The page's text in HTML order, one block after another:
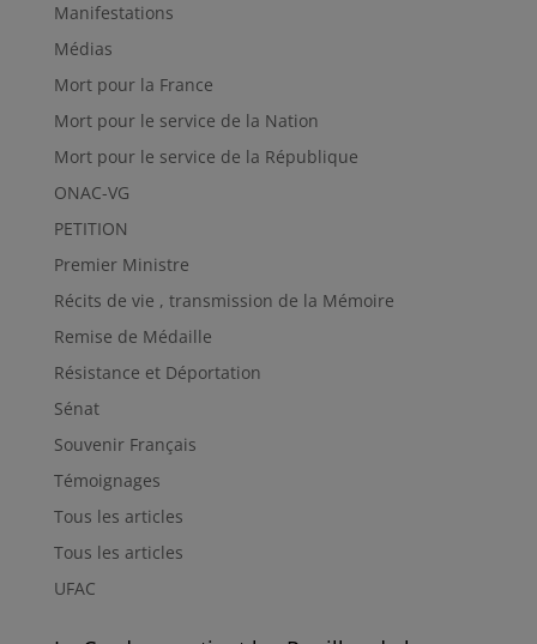
Manifestations
Médias
Mort pour la France
Mort pour le service de la Nation
Mort pour le service de la République
ONAC-VG
PETITION
Premier Ministre
Récits de vie , transmission de la Mémoire
Remise de Médaille
Résistance et Déportation
Sénat
Souvenir Français
Témoignages
Tous les articles
Tous les articles
UFAC